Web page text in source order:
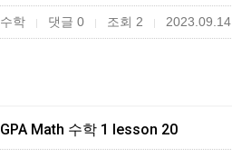
수학 | 댓글 0 | 조회 2 | 2023.09.14
GPA Math 수학 1 lesson 20